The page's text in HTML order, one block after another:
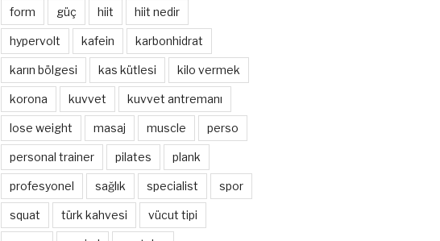
form güç hiit hiit nedir
hypervolt kafein karbonhidrat
karın bölgesi kas kütlesi kilo vermek
korona kuvvet kuvvet antremanı
lose weight masaj muscle perso
personal trainer pilates plank
profesyonel sağlık specialist spor
squat türk kahvesi vücut tipi